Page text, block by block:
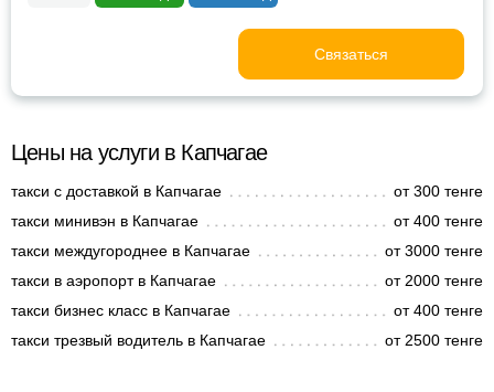
Связаться
Цены на услуги в Капчагае
такси с доставкой в Капчагае
от 300 тенге
такси минивэн в Капчагае
от 400 тенге
такси междугороднее в Капчагае
от 3000 тенге
такси в аэропорт в Капчагае
от 2000 тенге
такси бизнес класс в Капчагае
от 400 тенге
такси трезвый водитель в Капчагае
от 2500 тенге